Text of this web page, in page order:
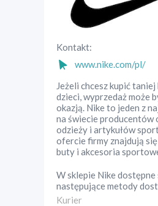
Kontakt:
www.nike.com/pl/
Jeżeli chcesz kupić
dzieci, wyprzedaż może
okazją. Nike to jeden z
na świecie producentów
odzieży i artykułów
ofercie firmy znajdują
buty i akcesoria
W sklepie Nikedostępne
następujące metody
Kurier